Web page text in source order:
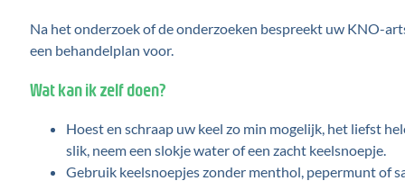
Na het onderzoek of de onderzoeken bespreekt uw KNO-
een behandelplan voor.
Wat kan ik zelf doen?
Hoest en schraap uw keel zo min mogelijk, het liefst
slik, neem een slokje water of een zacht keelsnoepje.
Gebruik keelsnoepjes zonder menthol, pepermunt of